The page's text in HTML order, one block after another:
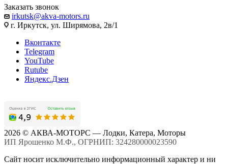
Заказать звонок
irkutsk@akva-motors.ru
г. Иркутск, ул. Ширямова, 2в/1
Вконтакте
Telegram
YouTube
Rutube
Яндекс.Дзен
2026 © АКВА-МОТОРС — Лодки, Катера, Моторы
ИП Ярошенко М.Ф., ОГРНИП: 324280000023590
Сайт носит исключительно информационный характер и ни